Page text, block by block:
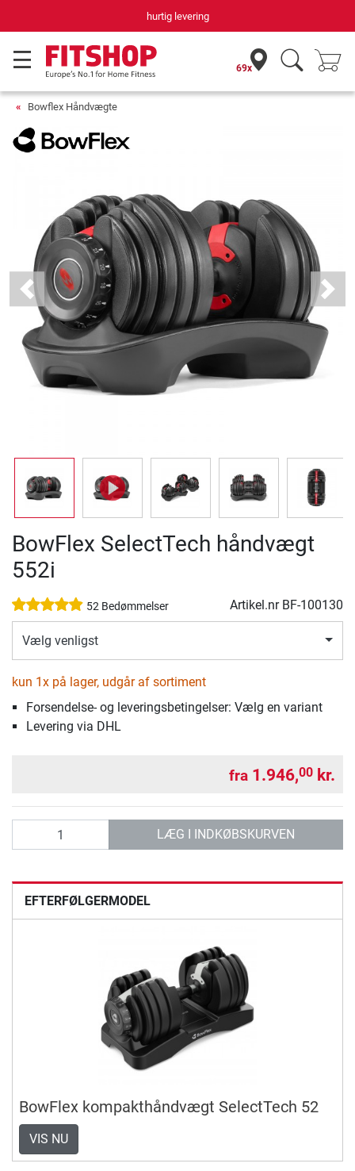
Din hjemmefitnessekspert gennem 42 år
69x
Bowflex Håndvægte
Previous Next
BowFlex SelectTech håndvægt
552i
52 Bedømmelser Artikel.nr BF-100130
Vælg venligst
kun 1x på lager, udgår af sortiment
Forsendelse- og leveringsbetingelser: Vælg en variant
Levering via DHL
fra 1.946,00 kr.
LÆG I INDKØBSKURVEN
EFTERFØLGERMODEL
BowFlex kompakthåndvægt SelectTech 52
VIS NU